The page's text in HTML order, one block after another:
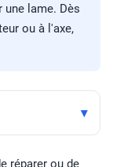
lame. Dès
ou à l'axe,
réparer ou de